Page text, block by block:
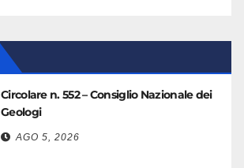
Circolare n. 552 – Consiglio Nazionale dei
Geologi
AGO 5, 2026